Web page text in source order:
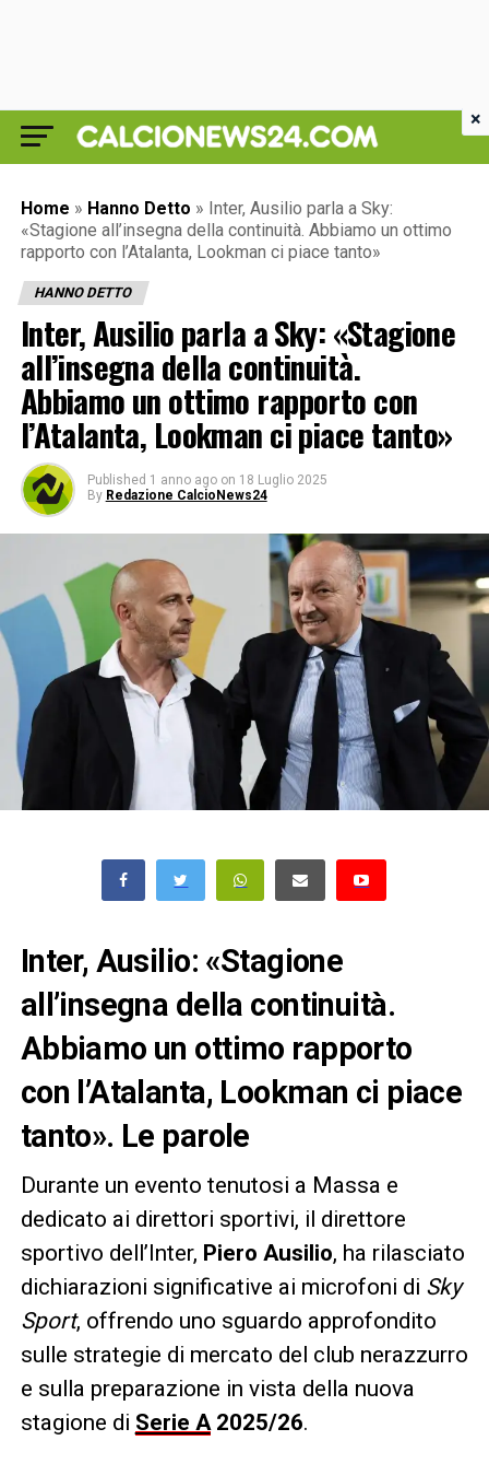
Home » Hanno Detto » Inter, Ausilio parla a Sky:
«Stagione all’insegna della continuità. Abbiamo un ottimo
rapporto con l’Atalanta, Lookman ci piace tanto»
HANNO DETTO
Inter, Ausilio parla a Sky: «Stagione
all’insegna della continuità.
Abbiamo un ottimo rapporto con
l’Atalanta, Lookman ci piace tanto»
Published 1 anno ago on 18 Luglio 2025
By Redazione CalcioNews24
Inter, Ausilio: «Stagione
all’insegna della continuità.
Abbiamo un ottimo rapporto
con l’Atalanta, Lookman ci piace
tanto». Le parole
Durante un evento tenutosi a Massa e
dedicato ai direttori sportivi, il direttore
sportivo dell’Inter, Piero Ausilio, ha rilasciato
dichiarazioni significative ai microfoni di Sky
Sport, offrendo uno sguardo approfondito
sulle strategie di mercato del club nerazzurro
e sulla preparazione in vista della nuova
stagione di Serie A2025/26.
×